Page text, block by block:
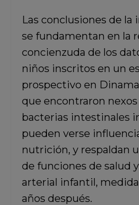
Las conclusiones de la
se fundamentan en la
concienzuda de los
niños inscritos en un
prospectivo en
que encontraron
bacterias intestinales
pueden verse
nutrición, y respaldan
de funciones de salud
arterial infantil,
años después.